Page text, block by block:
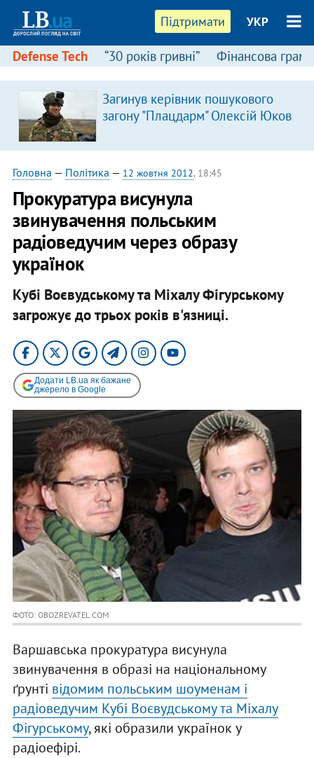
Підтримати УКР
Defense Tech “30 років гривні” Фінансова
Загинув керівник пошукового
загону "Плацдарм" Олексій Юков
Головна — Політика — 12 жовтня 2012, 18:45
Прокуратура висунула
звинувачення польським
радіоведучим через образу
українок
Кубі Воєвудському та Міхалу Фігурському
загрожує до трьох років в'язниці.
Додати LB.ua як бажане
джерело в Google
ФОТО: OBOZREVATEL.COM
Варшавська прокуратура висунула
звинувачення в образі на національному
ґрунті відомим польським шоуменам і
радіоведучим Кубі Воєвудському та Міхалу
Фігурському, які образили українок у
радіоефірі.